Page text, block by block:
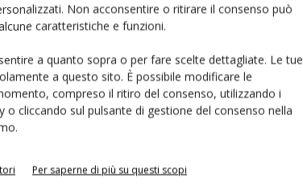
Non acconsentire o ritirare il consenso può
caratteristiche e funzioni.
a quanto sopra o per fare scelte dettagliate. Le tue
a questo sito. È possibile modificare le
compreso il ritiro del consenso, utilizzando i
o cliccando sul pulsante di gestione del consenso nella
Per saperne di più su questi scopi
agentica per l’EDA